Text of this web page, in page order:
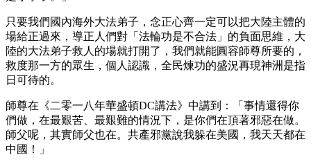
只要我們國內海外大法弟子，念正心齊一定可以把大陸主體的
場給正過來，導正人們對「法輪功是不合法」的負面思維，大
陸的大法弟子救人的場就打開了，我們就能圓容師尊所要的，
救度那一方的眾生，個人認識，全民煉功的盛況再現神洲是指
日可待的。
師尊在《二零一八年華盛頓DC講法》中講到：「事情還得你
們做，在最艱苦、最艱難的情況下，是你們在頂著邪惡在做。
師父呢，其實師父也在。共產邪黨說我躲在美國，我天天都在
中國！」